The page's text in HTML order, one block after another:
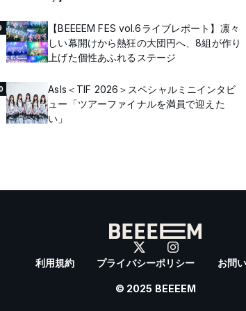
【BEEEEM FES vol.6ライブレポート】凛々
しい幕開けから熱狂の大団円へ、8組が作り
上げた個性あふれるステージ
AsIs＜TIF 2026＞スペシャルミニインタビ
ュー「ツアーファイナルを満員で迎えた
い」
利用規約 プライバシーポリシー お問
© 2025 BEEEEM